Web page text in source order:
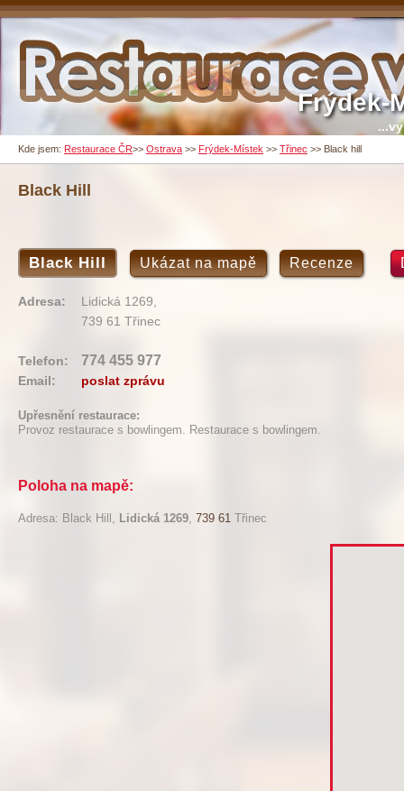
Frýdek-
Kde jsem: Restaurace ČR>> Ostrava >> Frýdek-Místek >> Třinec >> Black hill
Black Hill
Black Hill Ukázat na mapě Recenze
Adresa:
Lidická 1269,
739 61 Třinec
Telefon: 774 455 977
Email: poslat zprávu
Upřesnění restaurace:
Provoz restaurace s bowlingem. Restaurace s bowlingem.
Poloha na mapě:
Adresa: Black Hill, Lidická 1269, 739 61 Třinec